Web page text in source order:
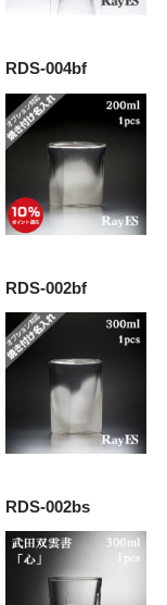
RDS-004bf
RDS-002bf
RDS-002bs